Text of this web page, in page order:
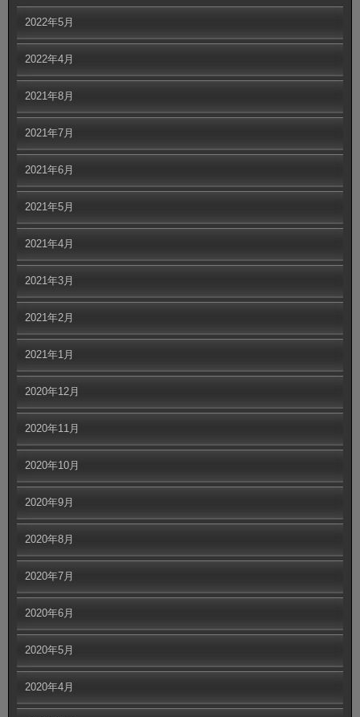
2022年5月
2022年4月
2021年8月
2021年7月
2021年6月
2021年5月
2021年4月
2021年3月
2021年2月
2021年1月
2020年12月
2020年11月
2020年10月
2020年9月
2020年8月
2020年7月
2020年6月
2020年5月
2020年4月